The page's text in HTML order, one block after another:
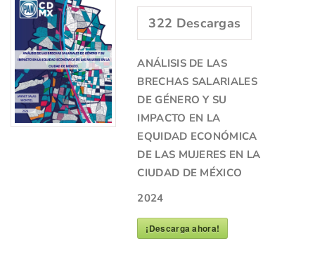
322 Descargas
ANÁLISIS DE LAS
BRECHAS SALARIALES
DE GÉNERO Y SU
IMPACTO EN LA
EQUIDAD ECONÓMICA
DE LAS MUJERES EN LA
CIUDAD DE MÉXICO
2024
¡Descarga ahora!